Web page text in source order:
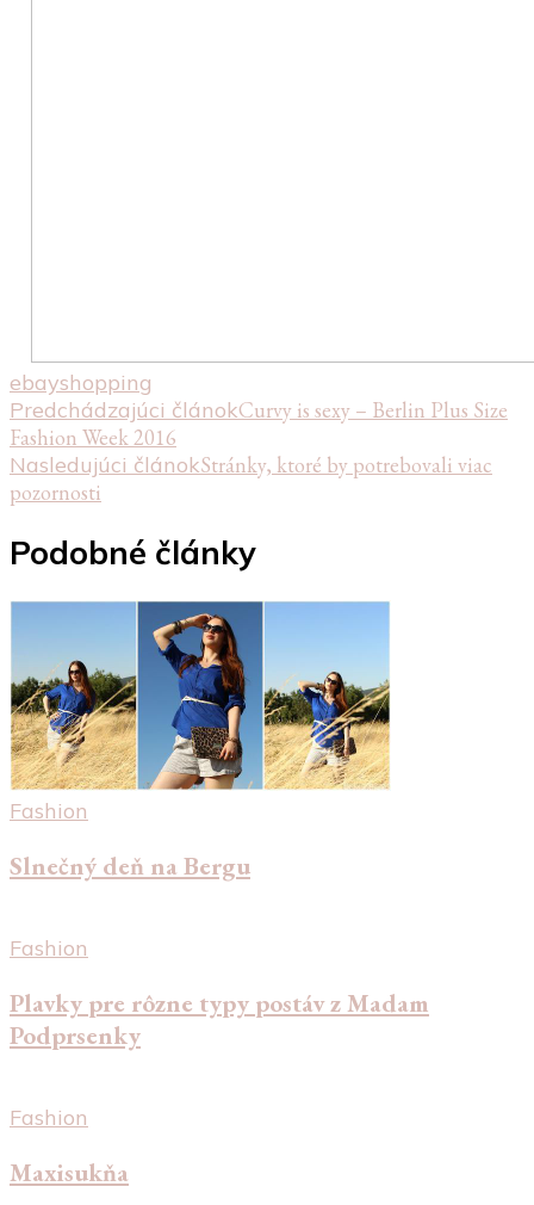
ebayshopping
Navigácia
v
článku
Predchádzajúci článokCurvy is sexy – Berlin Plus Size
Fashion Week 2016
Nasledujúci článokStránky, ktoré by potrebovali viac
pozornosti
Podobné články
Fashion
Slnečný deň na Bergu
Fashion
Plavky pre rôzne typy postáv z Madam
Podprsenky
Fashion
Maxisukňa